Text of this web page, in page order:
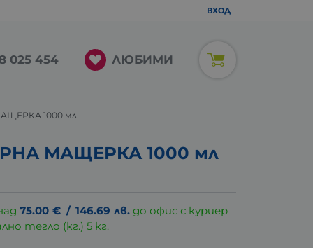
ВХОД
025 454 ЛЮБИМИ
1000 мл
МАЩЕРКА 1000 мл
75.00 € / 146.69 лв. до офис с куриер
тегло (кг.) 5 кг.